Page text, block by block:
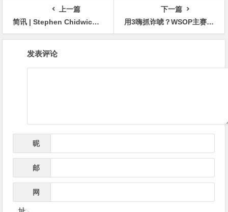
上一篇
简讯 | Stephen Chidwick以6630万美元的奖金总额排名历史第二
下一篇
用3嗨抓诈唬？WSOP主赛这手牌颠覆你对德扑的认知！
发表评论
昵
邮
网